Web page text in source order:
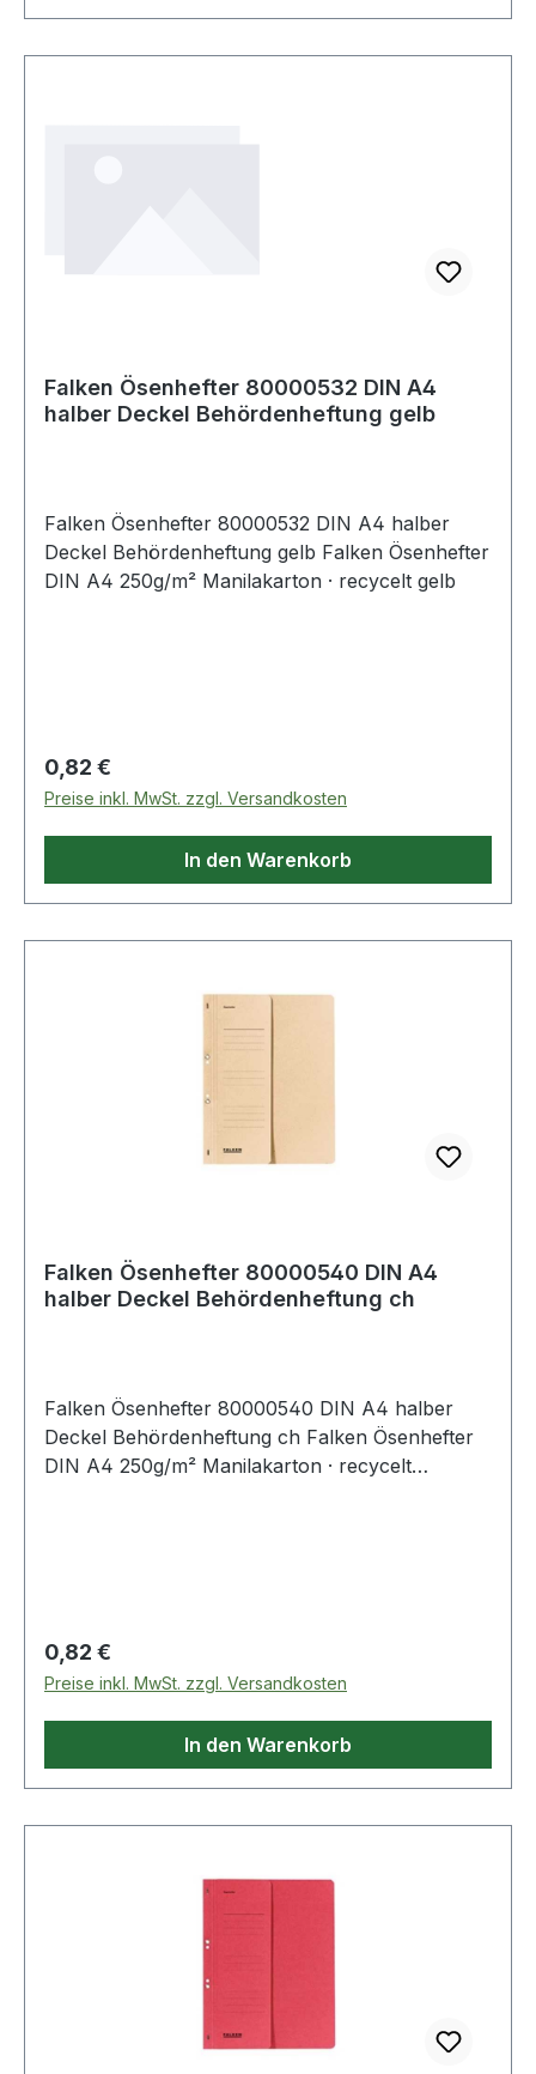
Falken Ösenhefter 80000532 DIN A4
halber Deckel Behördenheftung gelb
Falken Ösenhefter 80000532 DIN A4 halber
Deckel Behördenheftung gelb Falken Ösenhefter
DIN A4 250g/m² Manilakarton · recycelt gelb
Regulärer Preis:
0,82 €
Preise inkl. MwSt. zzgl. Versandkosten
In den Warenkorb
Falken Ösenhefter 80000540 DIN A4
halber Deckel Behördenheftung ch
Falken Ösenhefter 80000540 DIN A4 halber
Deckel Behördenheftung ch Falken Ösenhefter
DIN A4 250g/m² Manilakarton · recycelt
Regulärer Preis:
0,82 €
Preise inkl. MwSt. zzgl. Versandkosten
In den Warenkorb